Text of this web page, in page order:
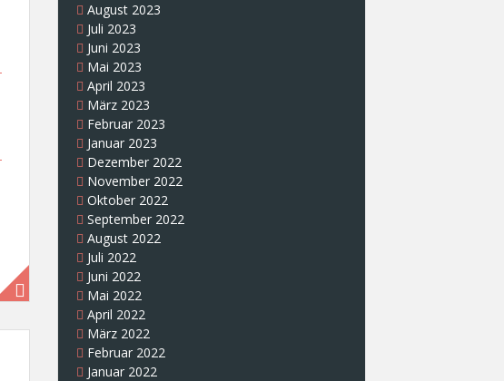
August 2023
Juli 2023
Juni 2023
Mai 2023
April 2023
März 2023
Februar 2023
Januar 2023
Dezember 2022
November 2022
Oktober 2022
September 2022
August 2022
Juli 2022
Juni 2022
Mai 2022
April 2022
März 2022
Februar 2022
Januar 2022